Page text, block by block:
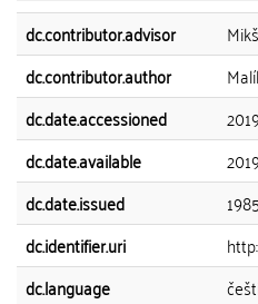
dc.contributor.advisor
dc.contributor.author
dc.date.accessioned
dc.date.available
dc.date.issued
1985
dc.identifier.uri
dc.language